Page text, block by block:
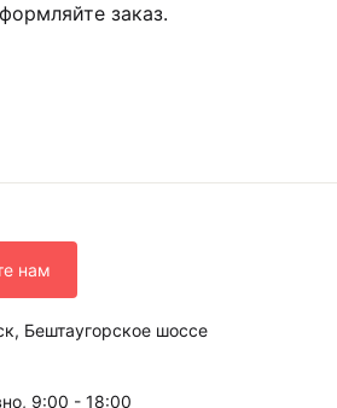
заказ.
нам
Бештаугорское шоссе
9:00 - 18:00